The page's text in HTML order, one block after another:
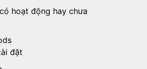
hoạt động hay chưa
đặt